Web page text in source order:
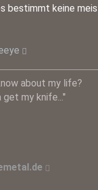
bestimmt keine
about my life?
get my knife..."